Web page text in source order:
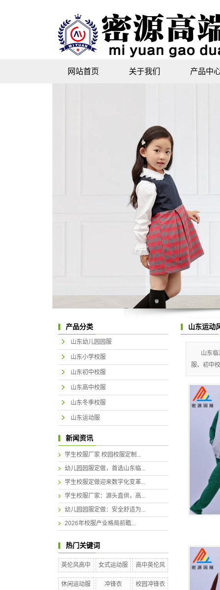
网站首页 关于我们 产品中
产品分类
山东幼儿园园服
山东小学校服
山东初中校服
山东高中校服
山东冬季校服
山东运动服
新闻资讯
学生校服厂家 校园校服定制...
幼儿园园服定做，首选山东临...
学生校服定做迎来数字化变革...
学生校服厂家：源头直供，高...
幼儿园园服定做：安全舒适为...
2026年校服产业格局前瞻...
热门关键词
英伦风高中 女式运动服 高中英伦风
休闲运动服 冲锋衣 校园冲锋衣
山东运动
山东
服、初中